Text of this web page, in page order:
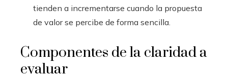
tienden a incrementarse cuando la propuesta
de valor se percibe de forma sencilla.
Componentes de la claridad a
evaluar